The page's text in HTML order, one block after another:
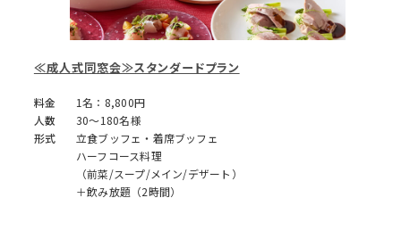
≪成人式同窓会≫スタンダードプラン
料金
1名：8,800円
人数
30～180名様
形式
立食ブッフェ・着席ブッフェ
ハーフコース料理
（前菜/スープ/メイン/デザート）
＋飲み放題（2時間）